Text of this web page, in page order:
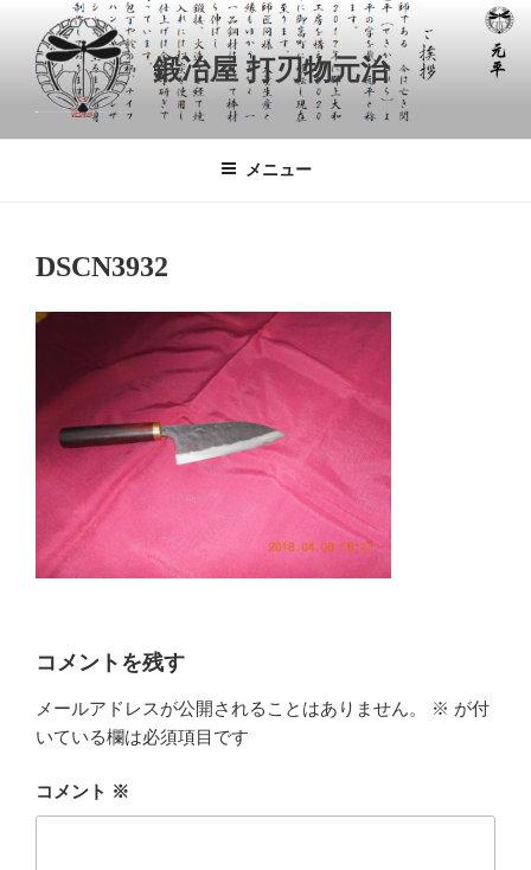
鍛冶屋 打刃物元治
メニュー
DSCN3932
コメントを残す
メールアドレスが公開されることはありません。 ※ が付
いている欄は必須項目です
コメント ※